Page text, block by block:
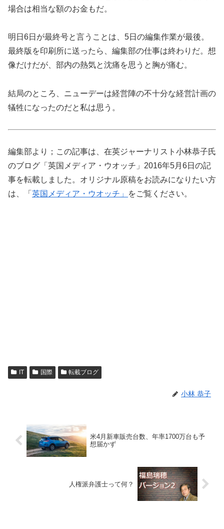
場合は相当な額のお金もだ。
明日6日が最終号と言うことは、5日の編集作業が最後。
最終版を印刷所に送ったら、編集部の仕事は終わりだ。想
像だけだが、部内の熱気と沈痛を思うと胸が痛む。
結局のところ、ニューデーは経営陣の不十分な経営計画の
犠牲になったのだと私は思う。
編集部より；この記事は、在英ジャーナリスト小林恭子氏
のブログ「英国メディア・ウオッチ」2016年5月6日の記
事を転載しました。オリジナル原稿をお読みになりたい方
は、「 英国メディア・ウオッチ」 をご覧ください。
IT 国際 転載ブログ
小林 恭子
米4月新車販売台数、年率1700万台も予
想届かず
人権派弁護士って何？